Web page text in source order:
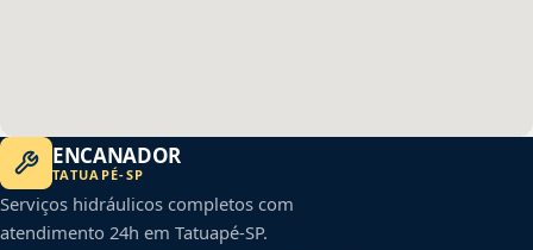
ENCANADOR
TATUAPÉ-SP
Serviços hidráulicos completos com
atendimento 24h em Tatuapé-SP.